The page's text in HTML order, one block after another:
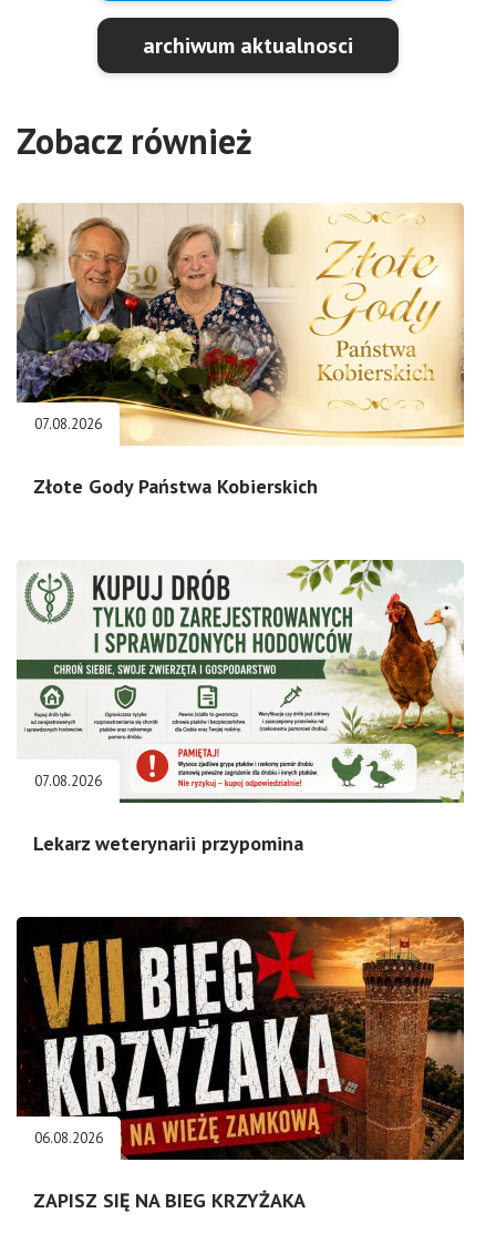
archiwum aktualnosci
Zobacz również
07.08.2026
Złote Gody Państwa Kobierskich
07.08.2026
Lekarz weterynarii przypomina
06.08.2026
ZAPISZ SIĘ NA BIEG KRZYŻAKA